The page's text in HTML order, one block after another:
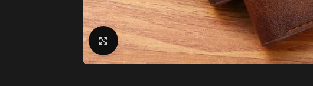
Click to enlarge